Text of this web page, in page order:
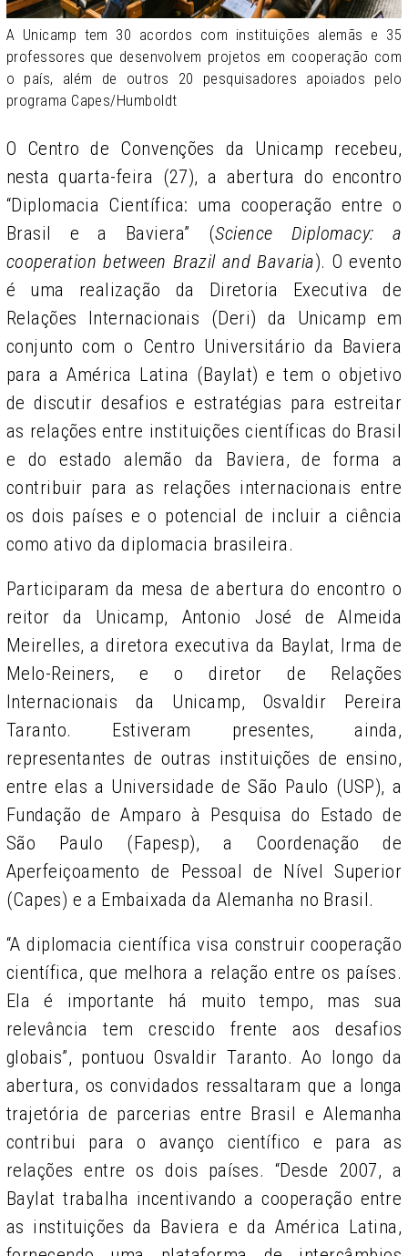
A Unicamp tem 30 acordos com instituições alemãs e 35
professores que desenvolvem projetos em cooperação com
o país, além de outros 20 pesquisadores apoiados pelo
programa Capes/Humboldt
O Centro de Convenções da Unicamp recebeu,
nesta quarta-feira (27), a abertura do encontro
“Diplomacia Científica: uma cooperação entre o
Brasil e a Baviera” (Science Diplomacy: a
cooperation between Brazil and Bavaria). O evento
é uma realização da Diretoria Executiva de
Relações Internacionais (Deri) da Unicamp em
conjunto com o Centro Universitário da Baviera
para a América Latina (Baylat) e tem o objetivo
de discutir desafios e estratégias para estreitar
as relações entre instituições científicas do Brasil
e do estado alemão da Baviera, de forma a
contribuir para as relações internacionais entre
os dois países e o potencial de incluir a ciência
como ativo da diplomacia brasileira.
Participaram da mesa de abertura do encontro o
reitor da Unicamp, Antonio José de Almeida
Meirelles, a diretora executiva da Baylat, Irma de
Melo-Reiners, e o diretor de Relações
Internacionais da Unicamp, Osvaldir Pereira
Taranto. Estiveram presentes, ainda,
representantes de outras instituições de ensino,
entre elas a Universidade de São Paulo (USP), a
Fundação de Amparo à Pesquisa do Estado de
São Paulo (Fapesp), a Coordenação de
Aperfeiçoamento de Pessoal de Nível Superior
(Capes) e a Embaixada da Alemanha no Brasil.
“A diplomacia científica visa construir cooperação
científica, que melhora a relação entre os países.
Ela é importante há muito tempo, mas sua
relevância tem crescido frente aos desafios
globais”, pontuou Osvaldir Taranto. Ao longo da
abertura, os convidados ressaltaram que a longa
trajetória de parcerias entre Brasil e Alemanha
contribui para o avanço científico e para as
relações entre os dois países. “Desde 2007, a
Baylat trabalha incentivando a cooperação entre
as instituições da Baviera e da América Latina,